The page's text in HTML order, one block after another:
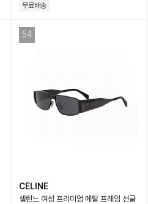
무료배송
54
CELINE
셀린느 여성 프리미엄 메탈 프레임 선글